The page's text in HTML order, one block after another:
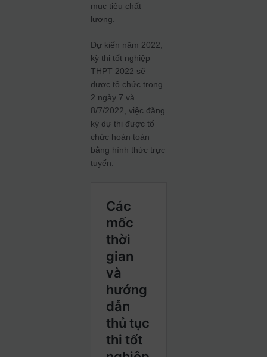
mục tiêu chất
lượng.
Dự kiến năm 2022,
kỳ thi tốt nghiệp
THPT 2022 sẽ
được tổ chức trong
2 ngày 7 và
8/7/2022, việc đăng
ký dự thi được tổ
chức hoàn toàn
bằng hình thức trực
tuyến.